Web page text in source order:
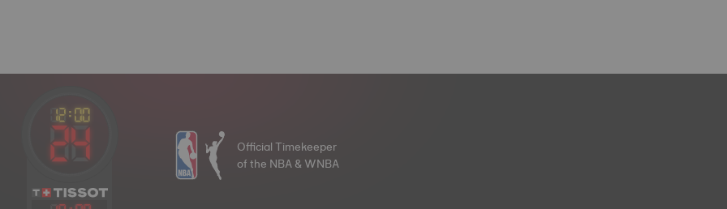
Official Timekeeper
of the NBA & WNBA